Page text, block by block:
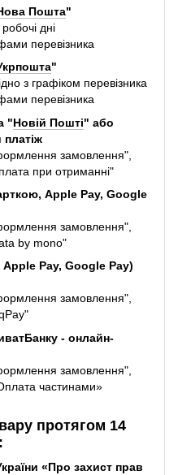
Пошта"
дні
перевізника
"
з графіком перевізника
перевізника
"Новій Пошті" або
замовлення",
при отриманні"
Apple Pay, Google
замовлення",
by mono"
Pay, Google Pay)
замовлення",
- онлайн-
замовлення",
частинами»
протягом 14
«Про захист прав